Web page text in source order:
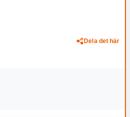
Dela det här